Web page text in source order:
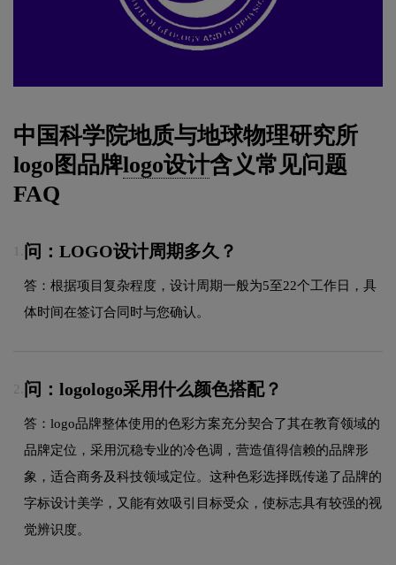
中国科学院地质与地球物理研究所
logo图品牌logo设计含义常见问题
FAQ
问：LOGO设计周期多久？
答：根据项目复杂程度，设计周期一般为5至22个工作日，具
体时间在签订合同时与您确认。
2. 问：logologo采用什么颜色搭配？
答：logo品牌整体使用的色彩方案充分契合了其在教育领域的
品牌定位，采用沉稳专业的冷色调，营造值得信赖的品牌形
象，适合商务及科技领域定位。这种色彩选择既传递了品牌的
字标设计美学，又能有效吸引目标受众，使标志具有较强的视
觉辨识度。